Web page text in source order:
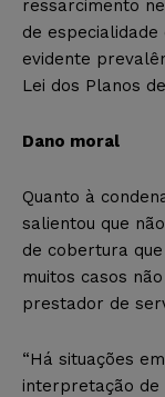
ressarcimento
de
evidente
Lei dos Planos
Dano moral
Quanto à
salientou que
de cobertura
muitos casos
prestador de
“Há situações
interpretação de